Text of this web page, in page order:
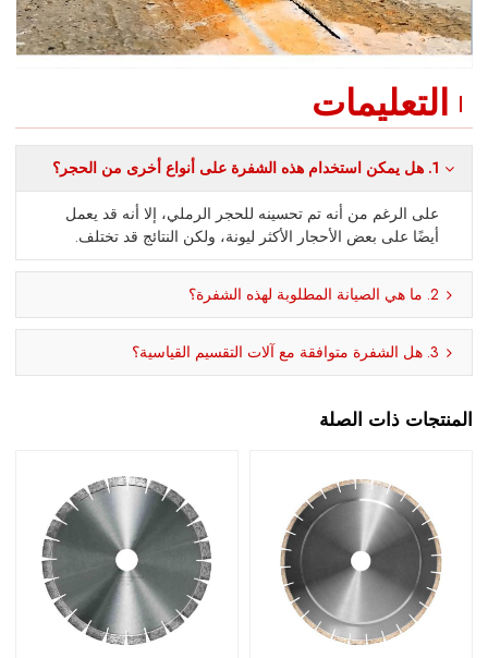
التعليمات
1. هل يمكن استخدام هذه الشفرة على أنواع أخرى من الحجر؟
على الرغم من أنه تم تحسينه للحجر الرملي، إلا أنه قد يعمل
أيضًا على بعض الأحجار الأكثر ليونة، ولكن النتائج قد تختلف.
2. ما هي الصيانة المطلوبة لهذه الشفرة؟
3. هل الشفرة متوافقة مع آلات التقسيم القياسية؟
المنتجات ذات الصلة